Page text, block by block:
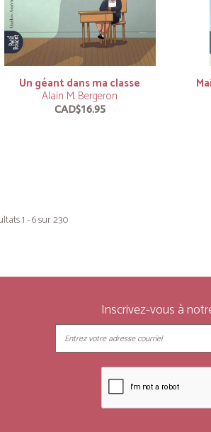
Un géant dans ma classe
Alain M. Bergeron
CAD$16.95
1 - 6 sur 230
Inscrivez-vous à